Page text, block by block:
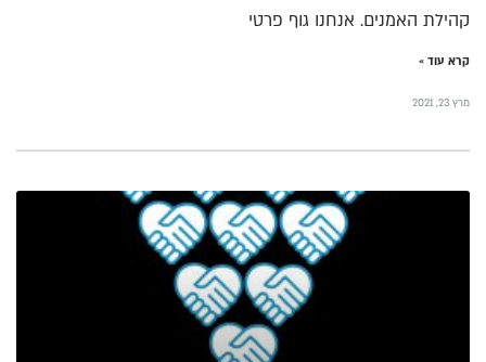
קהילת האמנים. אנחנו גוף פרטי
קרא עוד »
מרץ 23, 2021